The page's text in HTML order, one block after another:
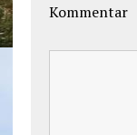
Kommentar